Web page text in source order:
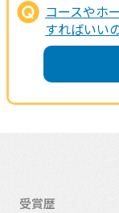
コースやホ
すればいい
受賞歴